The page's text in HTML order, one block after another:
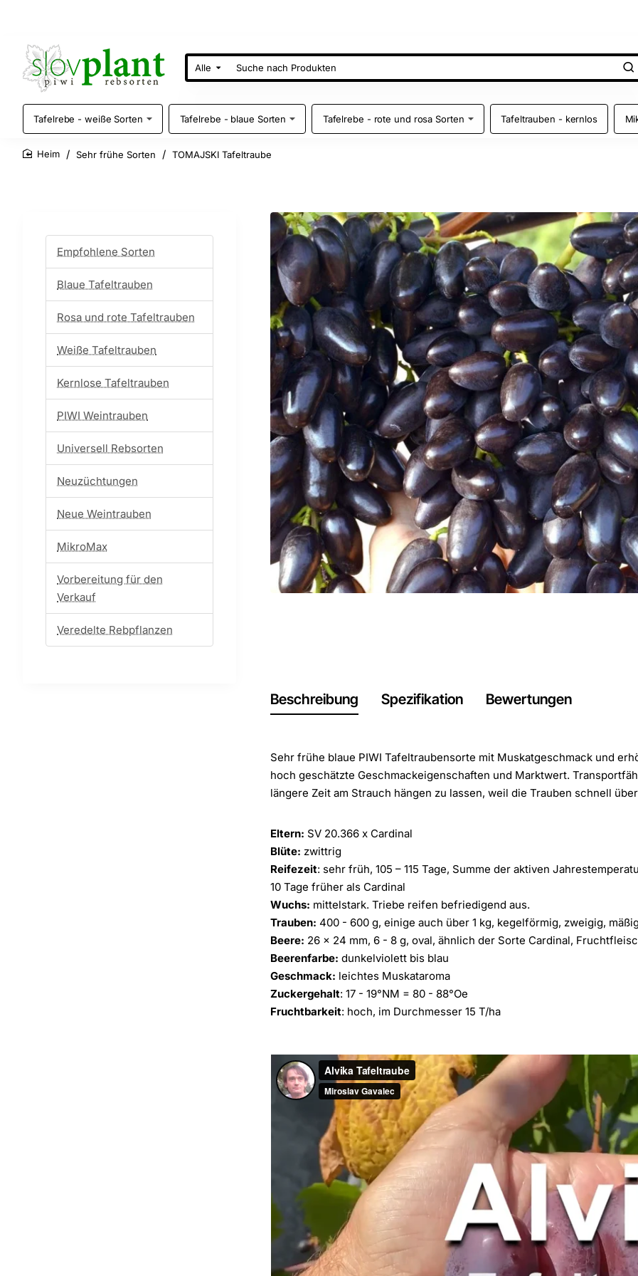
Alle
Suche
nach
Tafelrebe - weiße Sorten Tafelrebe - blaue Sorten Tafelrebe - rote und rosa Sorten Tafeltrauben - kernlos
Sehr frühe Sorten TOMAJSKI Tafeltraube
Empfohlene Sorten
Blaue Tafeltrauben
Rosa und rote Tafeltrauben
Weiße Tafeltrauben
Kernlose Tafeltrauben
PIWI Weintrauben
Universell Rebsorten
Neuzüchtungen
Neue Weintrauben
MikroMax
Vorbereitung für den
Verkauf
Veredelte Rebpflanzen
Beschreibung Spezifikation Bewertungen
Sehr frühe blaue PIWI Tafeltraubensorte mit Muskatgeschmack und
hoch geschätzte Geschmackeigenschaften und Marktwert.
längere Zeit am Strauch hängen zu lassen, weil die Trauben schnell
Eltern: SV 20.366 x Cardinal
Blüte: zwittrig
Reifezeit: sehr früh, 105 – 115 Tage, Summe der aktiven
10 Tage früher als Cardinal
Wuchs: mittelstark. Triebe reifen befriedigend aus.
Trauben: 400 - 600 g, einige auch über 1 kg, kegelförmig, zweigig,
Beere: 26 x 24 mm, 6 - 8 g, oval, ähnlich der Sorte Cardinal,
Beerenfarbe: dunkelviolett bis blau
Geschmack: leichtes Muskataroma
Zuckergehalt: 17 - 19°NM = 80 - 88°Oe
Fruchtbarkeit: hoch, im Durchmesser 15 T/ha